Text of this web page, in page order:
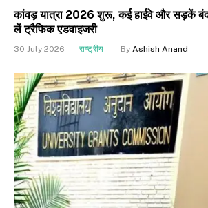
कांवड़ यात्रा 2026 शुरू, कई हाईवे और सड़कें
लें ट्रैफिक एडवाइजरी
30 July 2026 राष्ट्रीय By Ashish Anand